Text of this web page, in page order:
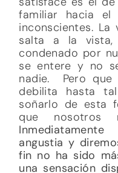
familiar hacia el
inconscientes.
salta a la vista,
condenado por
se entere y no
nadie. Pero que
debilita hasta
soñarlo de esta
que nosotros
angustia y
fin no ha sido
una sensación